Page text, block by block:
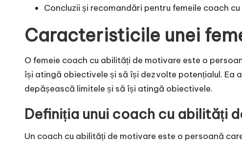
Concluzii și recomandări pentru femeile coach
Caracteristicile unei
O femeie coach cu abilități de motivare este o
își atingă obiectivele și să își dezvolte potențialul. Ea
depășească limitele și să își atingă obiectivele.
Definiția unui coach cu abilități
Un coach cu abilități de motivare este o persoană